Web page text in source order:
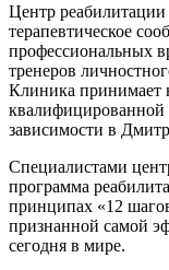
Центр
терапевтическое
профессиональных
тренеров
Клиника принимает
зависимости в
Специалистами
программа
принципах «12
признанной самой
сегодня в мире.